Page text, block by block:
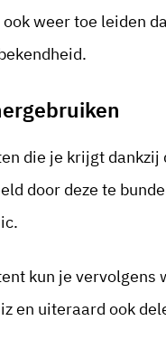
ook weer toe leiden
die je krijgt
door deze te
kun je vervolgens
en uiteraard ook